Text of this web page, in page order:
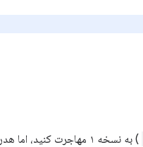
) به نسخه ۱ مهاجرت کنید، اما هدر